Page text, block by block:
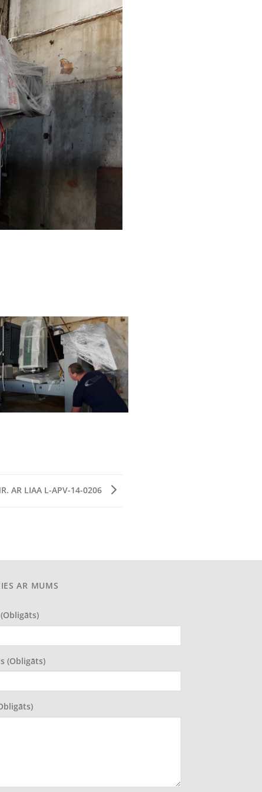
AR LIAA L-APV-14-0206
AR MUMS
(obligāts)